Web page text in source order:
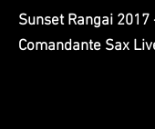
Sunset Rangai 2017
Comandante Sax